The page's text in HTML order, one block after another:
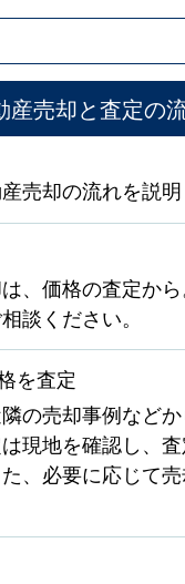
産売却と査定の
売却の流れを説明
、価格の査定から
談ください。
を査定
の売却事例など
現地を確認し、
、必要に応じて